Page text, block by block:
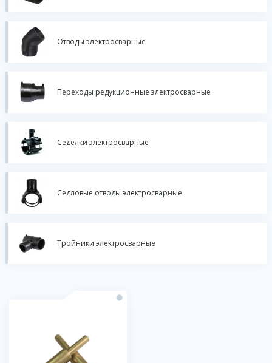
Отводы электросварные
Переходы редукционные электросварные
Седелки электросварные
Седловые отводы электросварные
Тройники электросварные